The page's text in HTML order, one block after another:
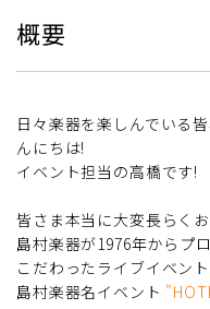
概要
日々楽器を楽しんでいる
んにちは!
イベント担当の高橋です!
皆さま本当に大変長らく
島村楽器が1976年からプ
こだわったライブイベン
島村楽器名イベント